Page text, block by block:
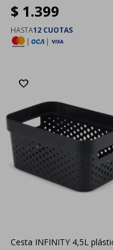
$ 1.399
HASTA12 CUOTAS
|
|
Cesta INFINITY 4,5L